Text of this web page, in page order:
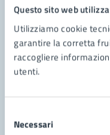
Questo sito web
Utilizziamo cookie
garantire la corretta
raccogliere
utenti.
delNecessari
Richiedi
Prenota
Problemi in città